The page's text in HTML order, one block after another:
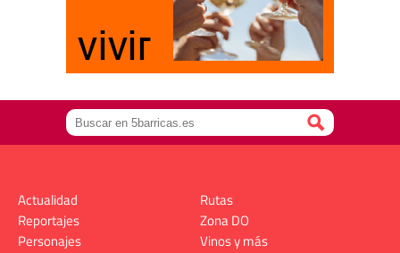
Actualidad
Reportajes
Personajes
Rutas
Zona DO
Vinos y más